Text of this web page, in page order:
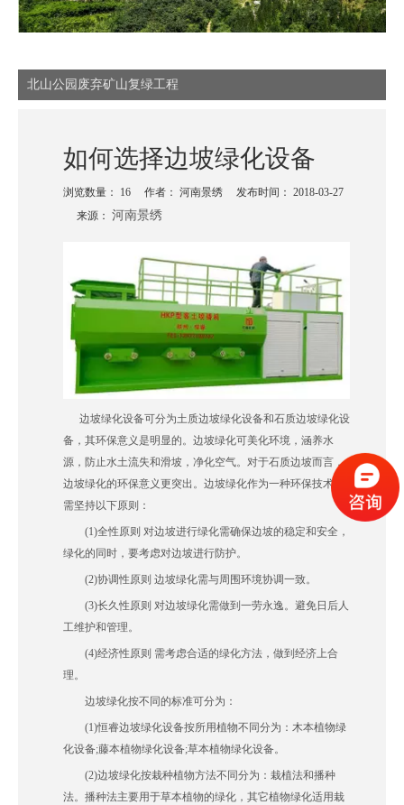
北山公园废弃矿山复绿工程
如何选择边坡绿化设备
浏览数量： 16 作者： 河南景绣 发布时间： 2018-03-27
来源： 河南景绣
边坡绿化设备可分为土质边坡绿化设备和石质边坡绿化设
备，其环保意义是明显的。边坡绿化可美化环境，涵养水
源，防止水土流失和滑坡，净化空气。对于石质边坡而言，
边坡绿化的环保意义更突出。边坡绿化作为一种环保技术，
需坚持以下原则：
(1)全性原则 对边坡进行绿化需确保边坡的稳定和安全，
绿化的同时，要考虑对边坡进行防护。
(2)协调性原则 边坡绿化需与周围环境协调一致。
(3)长久性原则 对边坡绿化需做到一劳永逸。避免日后人
工维护和管理。
(4)经济性原则 需考虑合适的绿化方法，做到经济上合
理。
边坡绿化按不同的标准可分为：
(1)恒睿边坡绿化设备按所用植物不同分为：木本植物绿
化设备;藤本植物绿化设备;草本植物绿化设备。
(2)边坡绿化按栽种植物方法不同分为：栽植法和播种
法。播种法主要用于草本植物的绿化，其它植物绿化适用栽